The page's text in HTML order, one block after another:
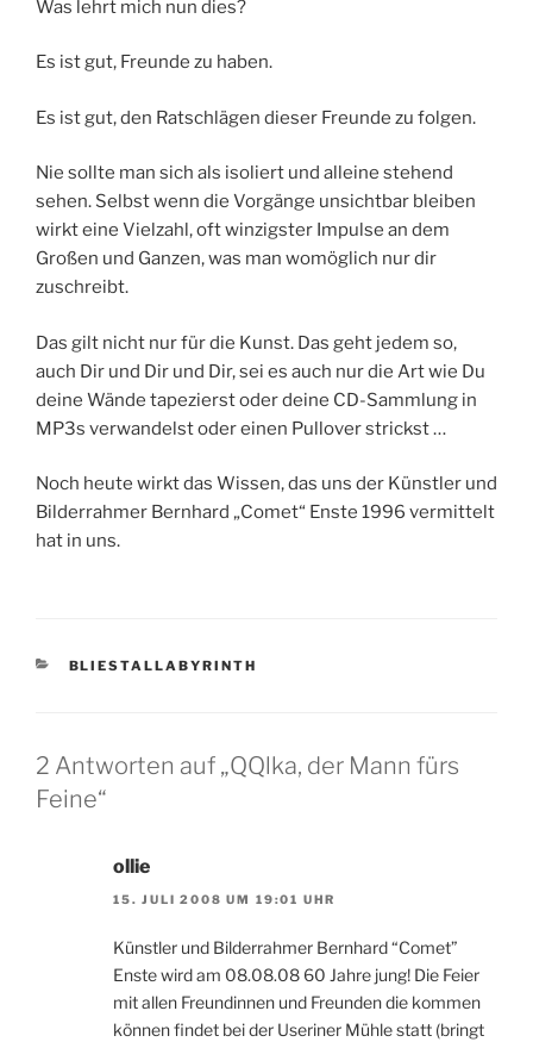
Was lehrt mich nun dies?
Es ist gut, Freunde zu haben.
Es ist gut, den Ratschlägen dieser Freunde zu folgen.
Nie sollte man sich als isoliert und alleine stehend
sehen. Selbst wenn die Vorgänge unsichtbar bleiben
wirkt eine Vielzahl, oft winzigster Impulse an dem
Großen und Ganzen, was man womöglich nur dir
zuschreibt.
Das gilt nicht nur für die Kunst. Das geht jedem so,
auch Dir und Dir und Dir, sei es auch nur die Art wie Du
deine Wände tapezierst oder deine CD-Sammlung in
MP3s verwandelst oder einen Pullover strickst …
Noch heute wirkt das Wissen, das uns der Künstler und
Bilderrahmer Bernhard „Comet“ Enste 1996 vermittelt
hat in uns.
KATEGORIEN
BLIESTALLABYRINTH
2 Antworten auf „QQlka, der Mann fürs
Feine“
ollie
15. JULI 2008 UM 19:01 UHR
Künstler und Bilderrahmer Bernhard “Comet”
Enste wird am 08.08.08 60 Jahre jung! Die Feier
mit allen Freundinnen und Freunden die kommen
können findet bei der Useriner Mühle statt (bringt